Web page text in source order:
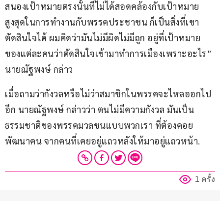
สนองเป้าหมายตรงนั้นที่ไม่ได้สอดคล้องกับเป้าหมาย
สูงสุดในการทำงานกับพรรคประชาชน ก็เป็นสิ่งที่เขา
ตัดสินใจได้ ผมคิดว่ามันไม่มีผิดไม่มีถูก อยู่ที่เป้าหมาย
ของแต่ละคนว่าตัดสินใจเข้ามาทำการเมืองเพราะอะไร”
นายณัฐพงษ์ กล่าว
เมื่อถามว่ากังวลหรือไม่ว่าสมาชิกในพรรคจะไหลออกไป
อีก นายณัฐพงษ์ กล่าวว่า ตนไม่มีความกังวล มันเป็น
ธรรมชาติของพรรคมวลชนแบบพวกเรา ที่ต้องคอย
พัฒนาคน จากคนที่เคยอยู่แถวหลังให้มาอยู่แถวหน้า.
1 ครั้ง